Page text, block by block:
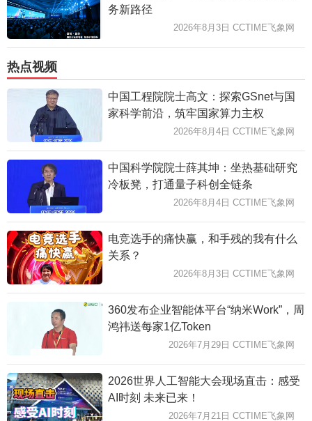
务新路径
2026年8月3日 CCTIME飞象网
热点视频
中国工程院院士高文：探索GSnet与国
家科学前沿，筑牢国家算力主权
2026年8月4日 CCTIME飞象网
中国科学院院士薛其坤：坐热基础研究
冷板凳，打通量子科创全链条
2026年8月4日 CCTIME飞象网
电竞选手的痛快赢，和手残的我有什么
关系？
2026年8月3日 CCTIME飞象网
360发布企业智能体平台“纳米Work”，周
鸿祎送每家1亿Token
2026年7月29日 CCTIME飞象网
2026世界人工智能大会现场直击：感受
AI时刻 未来已来！
2026年7月21日 CCTIME飞象网